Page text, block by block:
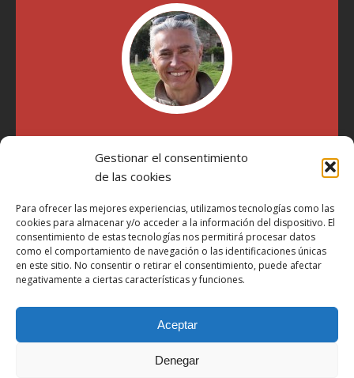
Gestionar el consentimiento
de las cookies
Para ofrecer las mejores experiencias, utilizamos tecnologías como las
cookies para almacenar y/o acceder a la información del dispositivo. El
consentimiento de estas tecnologías nos permitirá procesar datos
como el comportamiento de navegación o las identificaciones únicas
en este sitio. No consentir o retirar el consentimiento, puede afectar
negativamente a ciertas características y funciones.
Aceptar
Denegar
año 2007 he escrito sobre motos en distintos medios.
Millatrece.com es una apuesta por escribir sobre lo que me
participa"
Aviso Legal
Política de Privacidad
Más Información sobre Cookies